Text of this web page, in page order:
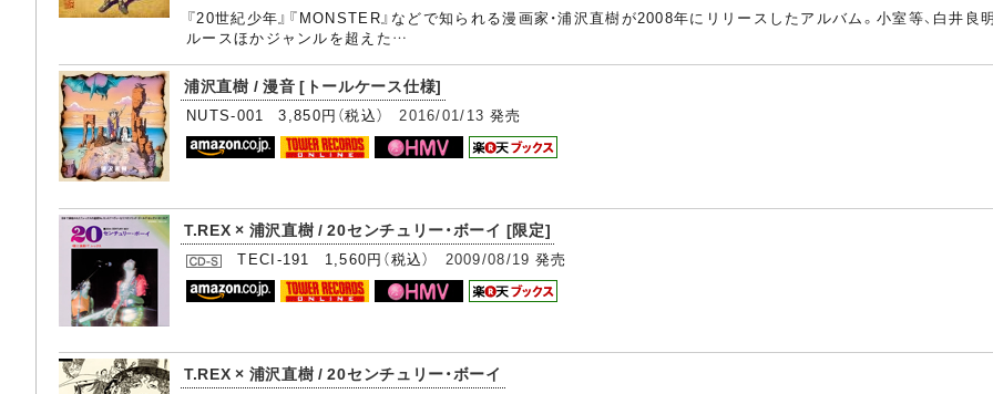
『20世紀少年』『MONSTER』などで知られる漫画家・浦沢直樹が2008年にリリースしたアルバム。小室等、白井良
ルースほかジャンルを超えた…
浦沢直樹 / 漫音 [トールケース仕様]
NUTS-001 3,850円（税込）2016/01/13 発売
T.REX × 浦沢直樹 / 20センチュリー・ボーイ [限定]
TECI-191 1,560円（税込） 2009/08/19 発売
T.REX × 浦沢直樹 / 20センチュリー・ボーイ